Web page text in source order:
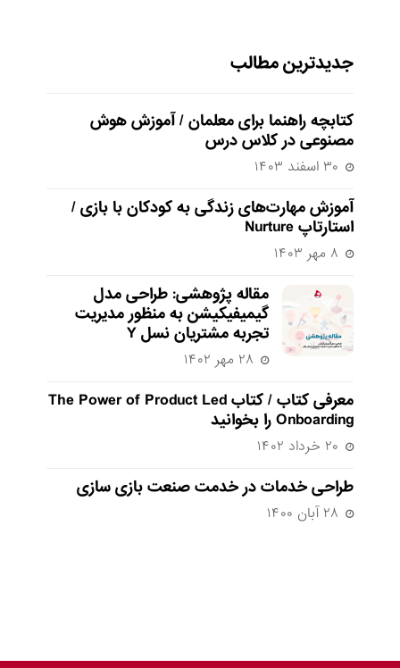
جدیدترین مطالب
کتابچه راهنما برای معلمان / آموزش هوش
مصنوعی در کلاس درس
۳۰ اسفند ۱۴۰۳
آموزش مهارت‌های زندگی به کودکان با بازی /
استارتاپ Nurture
۸ مهر ۱۴۰۳
مقاله پژوهشی: طراحی مدل
گیمیفیکیشن به منظور مدیریت
تجربه مشتریان نسل Y
۲۸ مهر ۱۴۰۲
معرفی کتاب / کتاب The Power of Product Led
Onboarding را بخوانید
۲۰ خرداد ۱۴۰۲
طراحی خدمات در خدمت صنعت بازی سازی
۲۸ آبان ۱۴۰۰